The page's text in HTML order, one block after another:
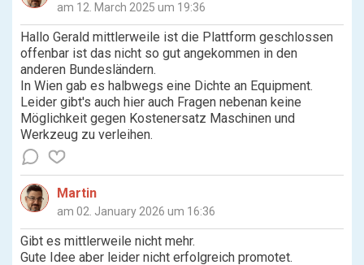
am 12. March 2025 um 19:36
Hallo Gerald mittlerweile ist die Plattform geschlossen
offenbar ist das nicht so gut angekommen in den
anderen Bundesländern.
In Wien gab es halbwegs eine Dichte an Equipment.
Leider gibt's auch hier auch Fragen nebenan keine
Möglichkeit gegen Kostenersatz Maschinen und
Werkzeug zu verleihen.
Martin
am 02. January 2026 um 16:36
Gibt es mittlerweile nicht mehr.
Gute Idee aber leider nicht erfolgreich promotet.